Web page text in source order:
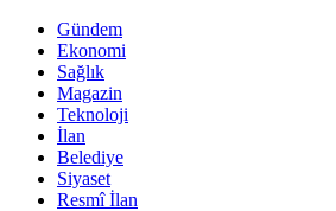
Gündem
Ekonomi
Sağlık
Magazin
Teknoloji
İlan
Belediye
Siyaset
Resmî İlan